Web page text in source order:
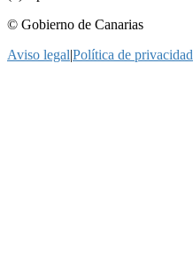
© Gobierno de Canarias
Aviso legal|Política de privacidad